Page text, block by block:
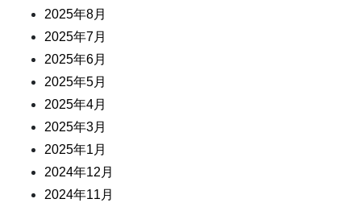
2025年8月
2025年7月
2025年6月
2025年5月
2025年4月
2025年3月
2025年1月
2024年12月
2024年11月